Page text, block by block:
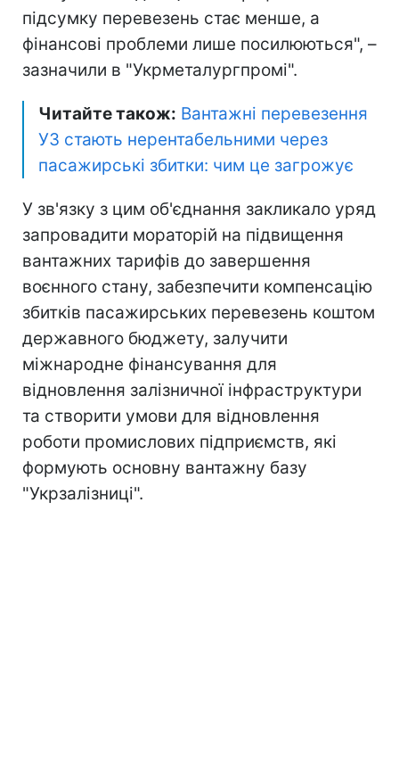
підсумку перевезень стає менше, а
фінансові проблеми лише посилюються", –
зазначили в "Укрметалургпромі".
Читайте також: Вантажні перевезення
УЗ стають нерентабельними через
пасажирські збитки: чим це загрожує
У зв'язку з цим об'єднання закликало уряд
запровадити мораторій на підвищення
вантажних тарифів до завершення
воєнного стану, забезпечити компенсацію
збитків пасажирських перевезень коштом
державного бюджету, залучити
міжнародне фінансування для
відновлення залізничної інфраструктури
та створити умови для відновлення
роботи промислових підприємств, які
формують основну вантажну базу
"Укрзалізниці".